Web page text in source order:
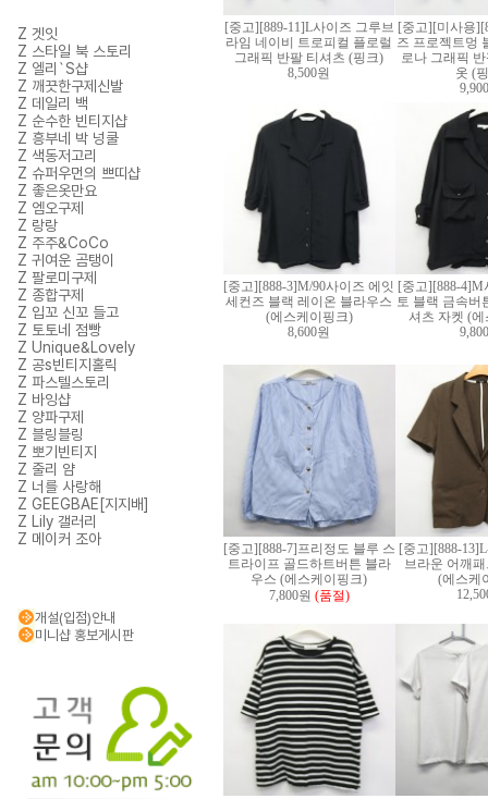
Z 겟잇
Z 스타일 북 스토리
Z 엘리`S샵
Z 깨끗한구제신발
Z 데일리 백
Z 순수한 빈티지샵
Z 흥부네 박 넝쿨
Z 색동저고리
Z 슈퍼우먼의 쁘띠샵
Z 좋은옷만요
Z 엠오구제
Z 랑랑
Z 주주&CoCo
Z 귀여운 곰탱이
Z 팔로미구제
Z 종합구제
Z 입꼬 신꼬 들고
Z 토토네 점빵
Z Unique&Lovely
Z 공s빈티지홀릭
Z 파스텔스토리
Z 바잉샵
Z 양파구제
Z 블링블링
Z 뽀기빈티지
Z 줄리 얌
Z 너를 사랑해
Z GEEGBAE[지지배]
Z Lily 갤러리
Z 메이커 조아
개설(입점)안내
미니샵 홍보게시판
[중고][889-11]L사이즈 그루브
라임 네이비 트로피컬 플로럴
그래픽 반팔 티셔츠 (핑크)
8,500원
[중고][미사용
즈 프로젝트멍
로나 그래픽
옷 (
[중고][888-3]M/90사이즈 에잇
세컨즈 블랙 레이온 블라우스
(에스케이핑크)
8,600원
[중고][888-4]M
토 블랙 금속버
셔츠 자켓 (
[중고][888-7]프리정도 블루 스
트라이프 골드하트버튼 블라
우스 (에스케이핑크)
7,800원 (품절)
[중고][888-
브라운 어깨
(에스케